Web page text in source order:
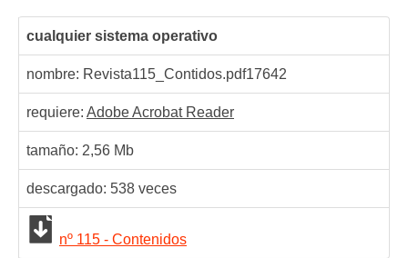
cualquier sistema operativo
nombre: Revista115_Contidos.pdf17642
requiere: Adobe Acrobat Reader
tamaño: 2,56 Mb
descargado: 538 veces
nº 115 - Contenidos